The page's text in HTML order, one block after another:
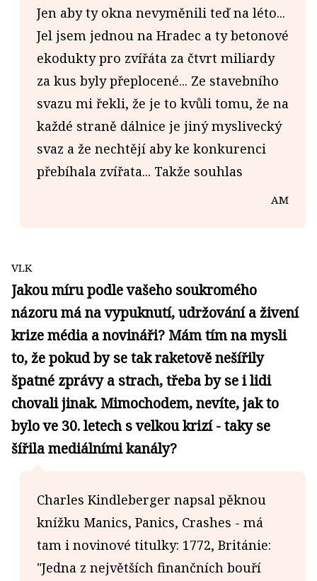
Jen aby ty okna nevyměnili teď na léto...
Jel jsem jednou na Hradec a ty betonové
ekodukty pro zvířáta za čtvrt miliardy
za kus byly přeplocené... Ze stavebního
svazu mi řekli, že je to kvůli tomu, že na
každé straně dálnice je jiný myslivecký
svaz a že nechtějí aby ke konkurenci
přebíhala zvířata... Takže souhlas
AM
VLK
Jakou míru podle vašeho soukromého
názoru má na vypuknutí, udržování a živení
krize média a novináři? Mám tím na mysli
to, že pokud by se tak raketově nešířily
špatné zprávy a strach, třeba by se i lidi
chovali jinak. Mimochodem, nevíte, jak to
bylo ve 30. letech s velkou krizí - taky se
šířila mediálními kanály?
Charles Kindleberger napsal pěknou
knížku Manics, Panics, Crashes - má
tam i novinové titulky: 1772, Británie:
"Jedna z největších finančních bouří